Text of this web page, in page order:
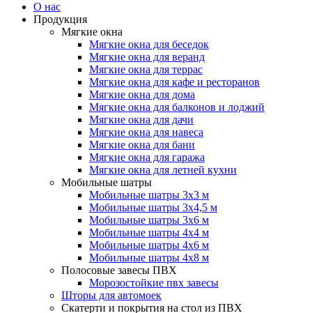
О нас
Продукция
Мягкие окна
Мягкие окна для беседок
Мягкие окна для веранд
Мягкие окна для террас
Мягкие окна для кафе и ресторанов
Мягкие окна для дома
Мягкие окна для балконов и лоджий
Мягкие окна для дачи
Мягкие окна для навеса
Мягкие окна для бани
Мягкие окна для гаража
Мягкие окна для летней кухни
Мобильные шатры
Мобильные шатры 3х3 м
Мобильные шатры 3х4,5 м
Мобильные шатры 3х6 м
Мобильные шатры 4х4 м
Мобильные шатры 4х6 м
Мобильные шатры 4х8 м
Полосовые завесы ПВХ
Морозостойкие пвх завесы
Шторы для автомоек
Скатерти и покрытия на стол из ПВХ